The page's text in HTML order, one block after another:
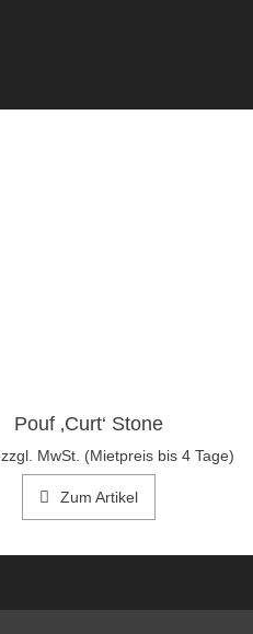
Pouf ‚Curt‘ Stone
zzgl. MwSt. (Mietpreis bis 4 Tage)
Zum Artikel